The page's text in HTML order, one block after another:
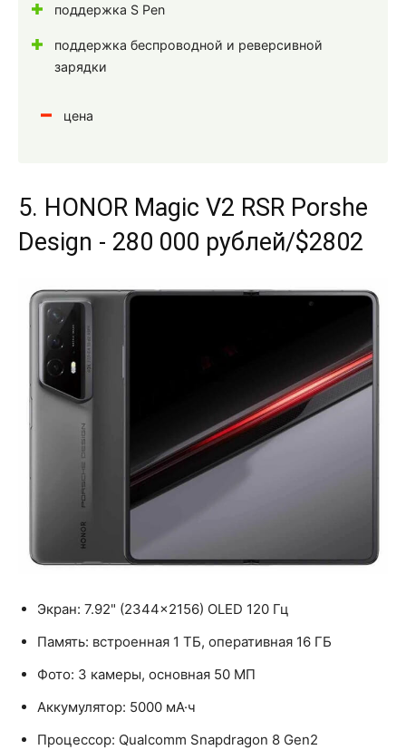
поддержка S Pen
поддержка беспроводной и реверсивной
зарядки
цена
5. HONOR Magic V2 RSR Porshe
Design - 280 000 рублей/$2802
Экран: 7.92" (2344×2156) OLED 120 Гц
Память: встроенная 1 ТБ, оперативная 16 ГБ
Фото: 3 камеры, основная 50 МП
Аккумулятор: 5000 мА·ч
Процессор: Qualcomm Snapdragon 8 Gen2